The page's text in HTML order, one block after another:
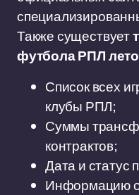
Также существует
футбола РПЛ
Список всех
клубы РПЛ;
Суммы
контрактов;
Дата и статус
Информацию о